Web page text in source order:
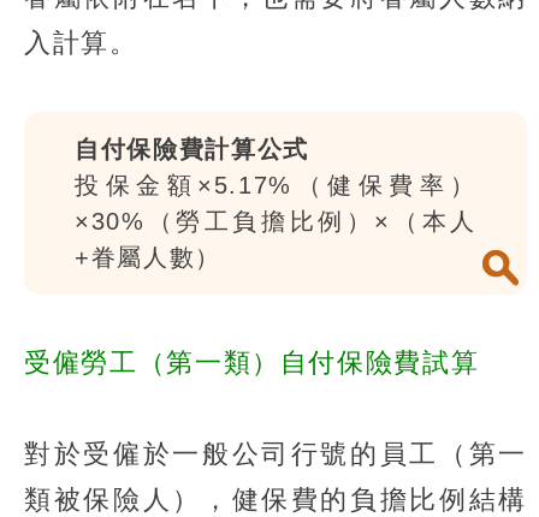
入計算。
自付保險費計算公式
投保金額×5.17%（健保費率）
×30%（勞工負擔比例）×（本人
+眷屬人數）
受僱勞工（第一類）自付保險費試算
對於受僱於一般公司行號的員工（第一
類被保險人），健保費的負擔比例結構